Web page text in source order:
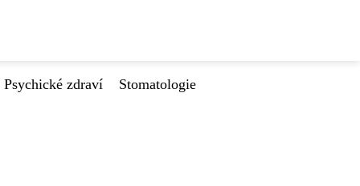
Psychické zdraví
Stomatologie